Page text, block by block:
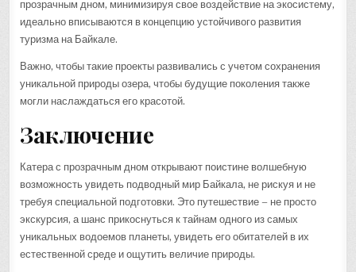
прозрачным дном, минимизируя свое воздействие на экосистему,
идеально вписываются в концепцию устойчивого развития
туризма на Байкале.
Важно, чтобы такие проекты развивались с учетом сохранения
уникальной природы озера, чтобы будущие поколения также
могли наслаждаться его красотой.
Заключение
Катера с прозрачным дном открывают поистине волшебную
возможность увидеть подводный мир Байкала, не рискуя и не
требуя специальной подготовки. Это путешествие – не просто
экскурсия, а шанс прикоснуться к тайнам одного из самых
уникальных водоемов планеты, увидеть его обитателей в их
естественной среде и ощутить величие природы.